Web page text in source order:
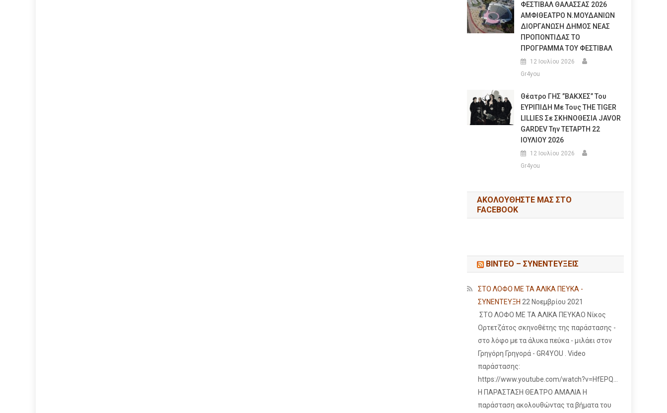
ΦΕΣΤΙΒΑΛ ΘΑΛΑΣΣΑΣ 2026
ΑΜΦΙΘΕΑΤΡΟ Ν.ΜΟΥΔΑΝΙΩΝ
ΔΙΟΡΓΑΝΩΣΗ ΔΗΜΟΣ ΝΕΑΣ
ΠΡΟΠΟΝΤΙΔΑΣ ΤΟ
ΠΡΟΓΡΑΜΜΑ ΤΟΥ ΦΕΣΤΙΒΑΛ
12 Ιουλίου 2026
Gr4you
Θέατρο ΓΗΣ ”ΒΑΚΧΕΣ” Του
ΕΥΡΙΠΙΔΗ Με Τους THE TIGER
LILLIES Σε ΣΚΗΝΟΘΕΣΙΑ JAVOR
GARDEV Την ΤΕΤΑΡΤΗ 22
ΙΟΥΛΙΟΥ 2026
12 Ιουλίου 2026
Gr4you
ΑΚΟΛΟΥΘΉΣΤΕ ΜΑΣ ΣΤΟ
FACEBOOK
ΒΙΝΤΕΟ – ΣΥΝΕΝΤΕΥΞΕΙΣ
ΣΤΟ ΛΟΦΟ ΜΕ ΤΑ ΑΛΙΚΑ ΠΕΥΚΑ -
ΣΥΝΕΝΤΕΥΞΗ 22 Νοεμβρίου 2021
ΣΤΟ ΛΟΦΟ ΜΕ ΤΑ ΑΛΙΚΑ ΠΕΥΚΑΟ Νίκος
Ορτετζάτος σκηνοθέτης της παράστασης -
στο λόφο με τα άλυκα πεύκα - μιλάει στον
Γρηγόρη Γρηγορά - GR4YOU . Video
παράστασης:
https://www.youtube.com/watch?v=HfEPQ...
Η ΠΑΡΑΣΤΑΣΗ ΘΕΑΤΡΟ ΑΜΑΛΙΑ Η
παράσταση ακολουθώντας τα βήματα του